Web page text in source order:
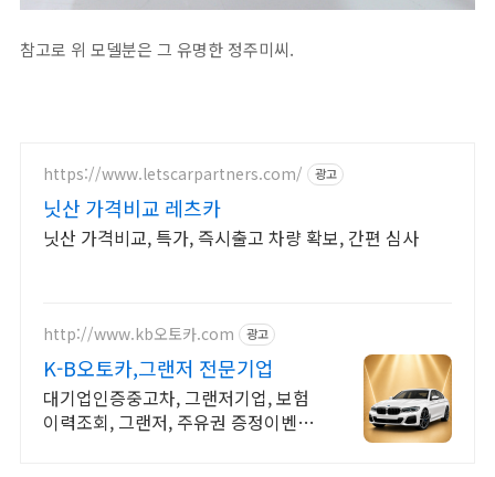
참고로 위 모델분은 그 유명한 정주미씨.
https://www.letscarpartners.com/ 광고
닛산 가격비교 레츠카
닛산 가격비교, 특가, 즉시출고 차량 확보, 간편 심사
http://www.kb오토카.com 광고
K-B오토카,그랜저 전문기업
대기업인증중고차, 그랜저기업, 보험
이력조회, 그랜저, 주유권 증정이벤트